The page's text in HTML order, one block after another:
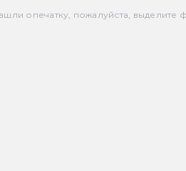
опечатку, пожалуйста, выделите